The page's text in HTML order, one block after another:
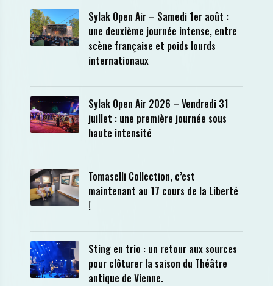
Sylak Open Air – Samedi 1er août :
une deuxième journée intense, entre
scène française et poids lourds
internationaux
Sylak Open Air 2026 – Vendredi 31
juillet : une première journée sous
haute intensité
Tomaselli Collection, c’est
maintenant au 17 cours de la Liberté
!
Sting en trio : un retour aux sources
pour clôturer la saison du Théâtre
antique de Vienne.